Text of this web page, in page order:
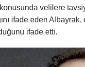
velilere
ifade eden
ifade etti.